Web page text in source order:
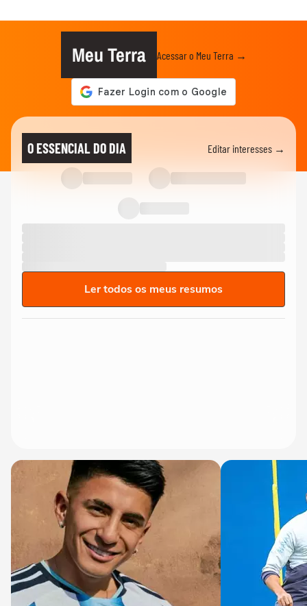
Meu Terra Acessar o Meu Terra →
O ESSENCIAL DO DIA Editar interesses →
Ler todos os meus resumos